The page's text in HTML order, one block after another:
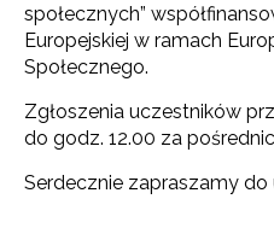
społecznych”
Europejskiej w ramach
Społecznego.
Zgłoszenia uczestników
do godz. 12.00 za
Serdecznie zapraszamy do